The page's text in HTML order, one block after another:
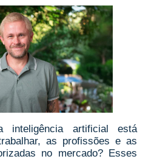
artificial está
as profissões e as
no mercado? Esses